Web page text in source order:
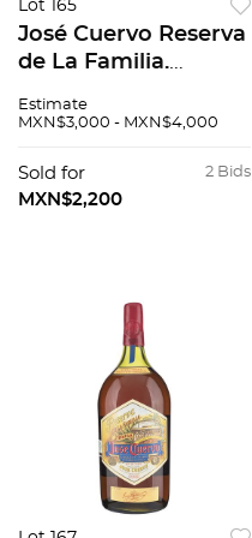
Lot 165
José Cuervo Reserva
de La Familia.
Tequila añejo 100%
especial diseñada
por el artista Pedro
Estimate
MXN$3,000 - MXN$4,000
2 Bids
Sold for
MXN$2,200